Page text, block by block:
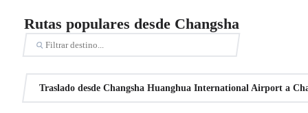
Rutas populares desde Changsha
Traslado desde Changsha Huanghua International Airport a